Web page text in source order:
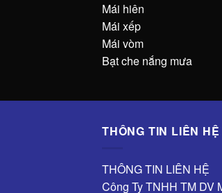
Mái hiên
Mái xếp
Mái vòm
Bạt che nắng mưa
THÔNG TIN LIÊN HỆ
THÔNG TIN LIÊN HỆ
Công Ty TNHH TM DV